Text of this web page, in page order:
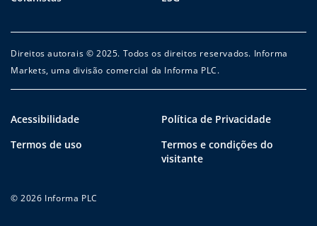
Direitos autorais © 2025. Todos os direitos reservados. Informa
Markets, uma divisão comercial da Informa PLC.
Acessibilidade
Política de Privacidade
Termos de uso
Termos e condições do
visitante
© 2026 Informa PLC